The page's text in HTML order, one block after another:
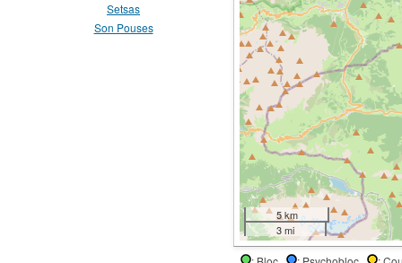
Setsas
Son Pouses
5 km
3 mi